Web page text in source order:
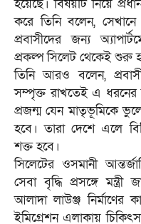
হয়েছে। বিষয়টি নিয়ে
করে তিনি বলেন,
প্রবাসীদের জন্য
প্রকল্প সিলেট থেকেই শুরু
‎তিনি আরও বলেন,
সম্পৃক্ত রাখতেই এ ধরনের
প্রজন্ম যেন মাতৃভূমিকে
হবে। তারা দেশে এলে
শক্ত হবে।
‎সিলেটের ওসমানী
সেবা বৃদ্ধি প্রসঙ্গে মন্ত্রী
আলাদা লাউঞ্জ
ইমিগ্রেশন এলাকায়